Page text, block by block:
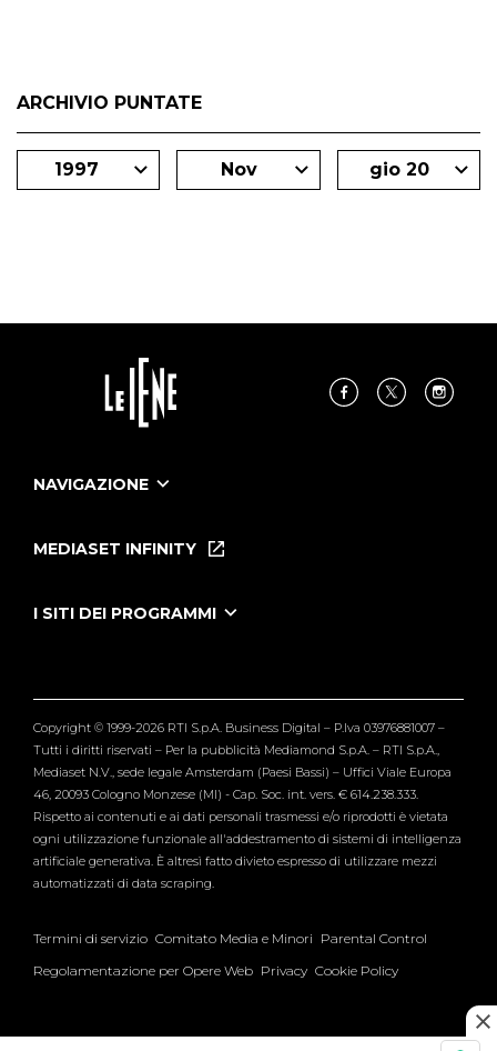
ARCHIVIO PUNTATE
1997 Nov gio 20
NAVIGAZIONE
Le Iene Presentano Inside
Tutti i servizi
MEDIASET INFINITY
I SITI DEI PROGRAMMI
Verissimo
Copyright © 1999-2026 RTI S.p.A. Business Digital – P.Iva 03976881007 –
Tutti i diritti riservati – Per la pubblicità Mediamond S.p.A. – RTI S.p.A.,
Mediaset N.V., sede legale Amsterdam (Paesi Bassi) – Uffici Viale Europa
46, 20093 Cologno Monzese (MI) - Cap. Soc. int. vers. € 614.238.333.
Rispetto ai contenuti e ai dati personali trasmessi e/o riprodotti è vietata
ogni utilizzazione funzionale all'addestramento di sistemi di intelligenza
artificiale generativa. È altresì fatto divieto espresso di utilizzare mezzi
automatizzati di data scraping.
Termini di servizio Comitato Media e Minori Parental Control
Regolamentazione per Opere Web Privacy Cookie Policy